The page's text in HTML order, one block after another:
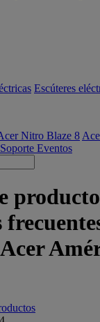
Escúteres
Nitro Blaze 8
Soporte Eventos